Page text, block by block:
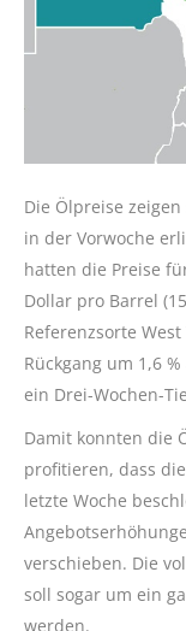
Die Ölpreise
in der Vorwoche
hatten die Preise
Dollar pro Barrel
Referenzsorte
Rückgang um 1,6
ein Drei-Wochen-
Damit konnten die
profitieren, dass
letzte Woche
verschieben. Die
soll sogar um ein
werden.